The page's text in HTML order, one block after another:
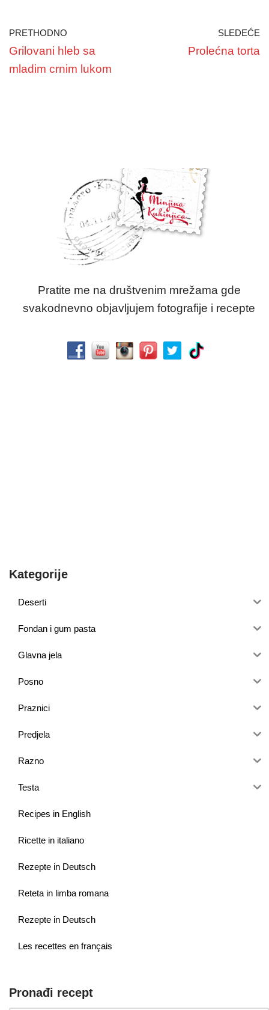
PRETHODNO
Grilovani hleb sa
mladim crnim lukom
SLEDEĆE
Prolećna torta
Pratite me na društvenim mrežama gde
svakodnevno objavljujem fotografije i recepte
Kategorije
Deserti
Fondan i gum pasta
Glavna jela
Posno
Praznici
Predjela
Razno
Testa
Recipes in English
Ricette in italiano
Rezepte in Deutsch
Reteta in limba romana
Rezepte in Deutsch
Les recettes en français
Pronađi recept